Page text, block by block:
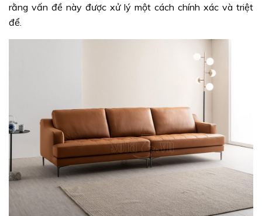
rằng vấn đề này được xử lý một cách chính xác và triệt
để.